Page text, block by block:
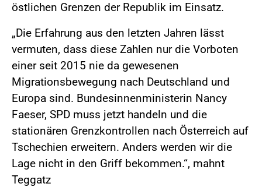
östlichen Grenzen der Republik im Einsatz.
„Die Erfahrung aus den letzten Jahren lässt
vermuten, dass diese Zahlen nur die Vorboten
einer seit 2015 nie da gewesenen
Migrationsbewegung nach Deutschland und
Europa sind. Bundesinnenministerin Nancy
Faeser, SPD muss jetzt handeln und die
stationären Grenzkontrollen nach Österreich auf
Tschechien erweitern. Anders werden wir die
Lage nicht in den Griff bekommen.“, mahnt
Teggatz